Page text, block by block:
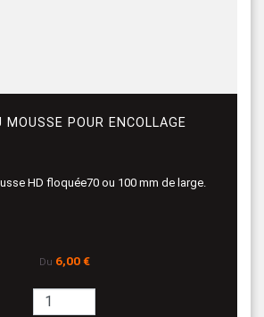
MOUSSE POUR ENCOLLAGE
HD floquée70 ou 100 mm de large.
Du Prix
6,00 €